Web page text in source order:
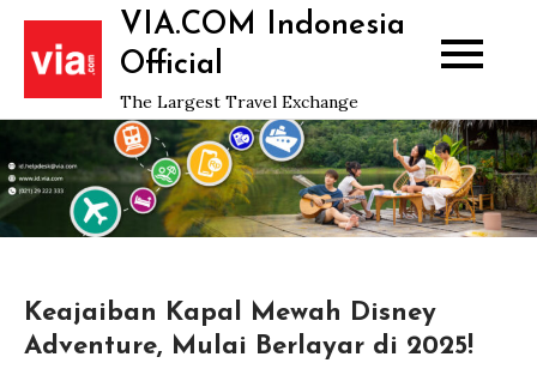
Skip
content
VIA.COM Indonesia
Official
The Largest Travel Exchange
Keajaiban Kapal Mewah Disney
Adventure, Mulai Berlayar di 2025!